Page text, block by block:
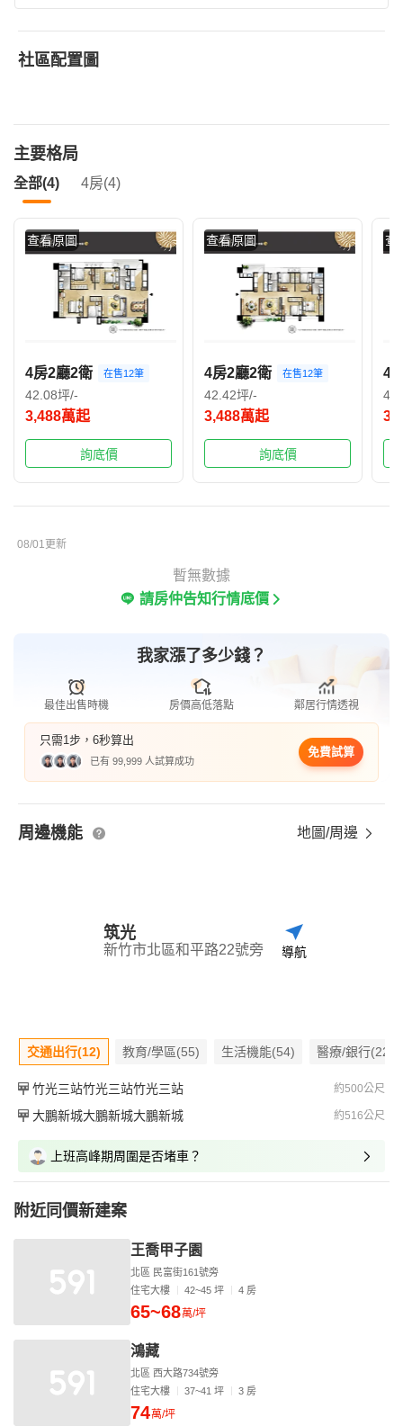
社區配置圖
主要格局
全部(4) 4房(4)
查看原圖
4房2廳2衛 在售12筆
42.08坪/-
3,488萬起
詢底價
查看原圖
4房2廳2衛 在售12筆
42.42坪/-
3,488萬起
詢底價
查
4
08/01更新
暫無數據
請房仲告知行情底價
我家漲了多少錢？
最佳出售時機 房價高低落點 鄰居行情透視
只需1步，6秒算出
已有 99,999 人試算成功
免費試算
周邊機能 地圖/周邊
筑光
新竹市北區和平路22號旁 導航
交通出行(12) 教育/學區(55) 生活機能(54) 醫療/銀行(22)
竹光三站竹光三站竹光三站 約500公尺
大鵬新城大鵬新城大鵬新城 約516公尺
上班高峰期周圍是否堵車？
附近同價新建案
王喬甲子園
北區 民富街161號旁
住宅大樓
42~45 坪 4 房
65~68萬/坪
鴻藏
北區 西大路734號旁
住宅大樓
37~41 坪 3 房
74萬/坪